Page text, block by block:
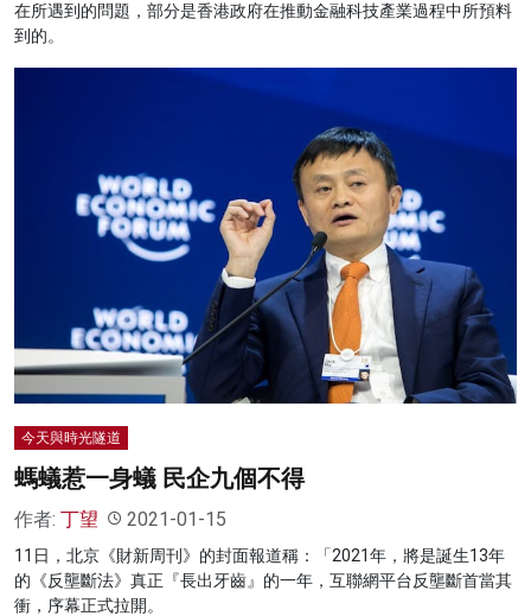
在所遇到的問題，部分是香港政府在推動金融科技產業過程中所預料
到的。
今天與時光隧道
螞蟻惹一身蟻 民企九個不得
作者: 丁望 2021-01-15
11日，北京《財新周刊》的封面報道稱：「2021年，將是誕生13年
的《反壟斷法》真正『長出牙齒』的一年，互聯網平台反壟斷首當其
衝，序幕正式拉開。